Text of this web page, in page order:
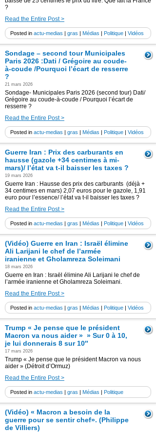
?
Read the Entire Post >
Posted in actu-medias | gras | Médias | Politique | Vidéos
Sondage – second tour Municipales
Paris 2026 :Dati / Grégoire au coude-
à-coude /Pourquoi l’écart de resserre
?
21 mars 2026
Sondage- Municipales Paris 2026 (second tour) Dati/
Grégoire au coude-à-coude / Pourquoi l’écart de
resserre ?
Read the Entire Post >
Posted in actu-medias | gras | Médias | Politique | Vidéos
Guerre Iran : Prix des carburants en
hausse (gazole +34 centimes à mi-
mars)/ l’état va t-il baisser les taxes ?
19 mars 2026
Guerre Iran : Hausse des prix des carburants (déjà +
34 centimes en mars) 2,07 euros pour le gazole, 1,91
euro pour l’essence/ l’état va t-il baisser les taxes ?
Read the Entire Post >
Posted in actu-medias | gras | Médias | Politique | Vidéos
(Vidéo) Guerre en Iran : Israël élimine
Ali Larijani le chef de l’armée
iranienne et Gholamreza Soleimani
18 mars 2026
Guerre en Iran : Israël élimine Ali Larijani le chef de
l’armée iranienne et Gholamreza Soleimani.
Read the Entire Post >
Posted in actu-medias | gras | Médias | Politique | Vidéos
Trump « Je pense que le président
Macron va nous aider » » Sur 0 à 10,
je lui donnerais 8 sur 10″
17 mars 2026
Trump « Je pense que le président Macron va nous
aider » (Détroit d’Ormuz)
Read the Entire Post >
Posted in actu-medias | gras | Médias | Politique
(Vidéo) « Macron a besoin de la
guerre pour se sentir chef». (Philippe
de Villiers)